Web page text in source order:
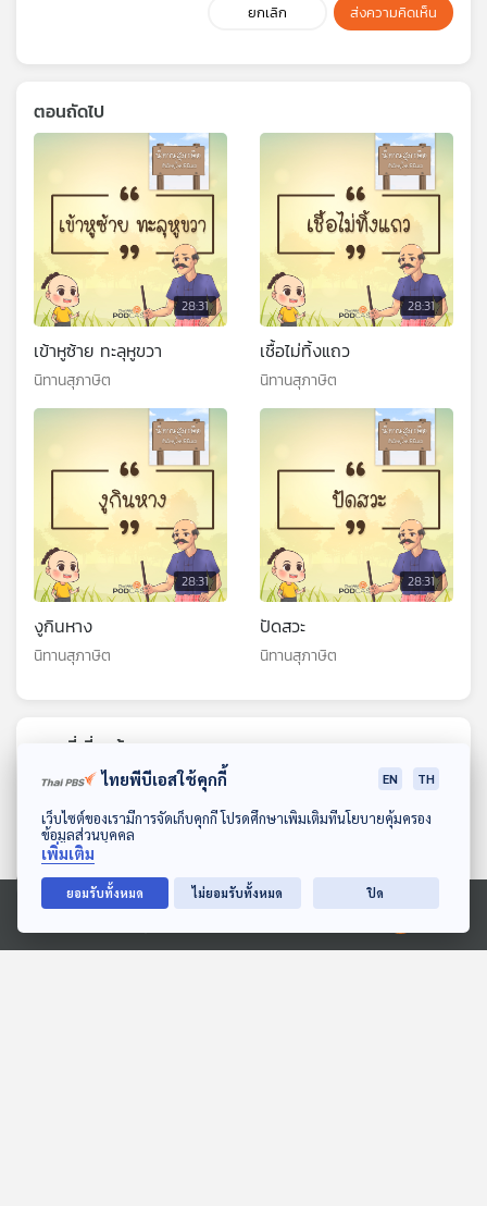
ดาวน์โหลด Thai PBS Podcast Application
Ⓒ 2020 องค์การกระจายเสียงและแพร่ภาพสาธารณะแห่งประเทศไทย
ยกเลิก ส่งความคิดเห็น
ตอนถัดไป
28:31
เข้าหูซ้าย ทะลุหูขวา
นิทานสุภาษิต
28:31
เชื้อไม่ทิ้งแถว
นิทานสุภาษิต
28:31
งูกินหาง
นิทานสุภาษิต
28:31
ปัดสวะ
นิทานสุภาษิต
ตอนที่เกี่ยวข้อง
ไทยพีบีเอสใช้คุกกี้ EN TH
เว็บไซต์ของเรามีการจัดเก็บคุกกี้ โปรดศึกษาเพิ่มเติมที่นโยบายคุ้มครอง
ข้อมูลส่วนบุคคล
เพิ่มเติม
ยอมรับทั้งหมด ไม่ยอมรับทั้งหมด ปิด